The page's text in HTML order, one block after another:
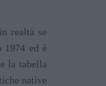
realtà se
ed è
la tabella
native